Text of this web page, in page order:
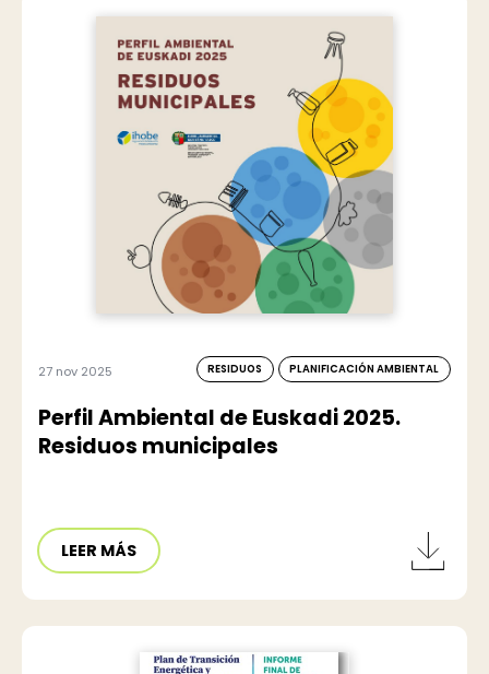
27 nov 2025 RESIDUOS PLANIFICACIÓN AMBIENTAL
Perfil Ambiental de Euskadi 2025.
Residuos municipales
LEER MÁS